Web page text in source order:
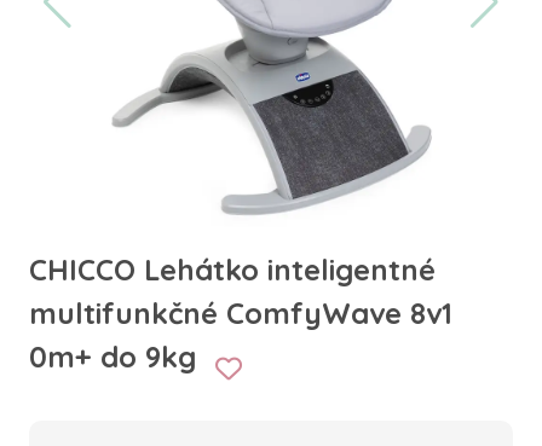
CHICCO Lehátko inteligentné
multifunkčné ComfyWave 8v1
0m+ do 9kg